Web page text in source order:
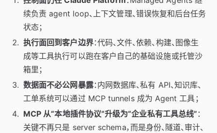
续负责 agent loop、上下文管理、错误恢复和后台任务
状态；
执行面回到客户边界：代码、文件、依赖、构建、图像生
成等工具执行可以跑在客户自己的基础设施或托管沙
箱里；
数据面不必公网暴露：内网数据库、私有 API、知识库、
工单系统可以通过 MCP tunnels 成为 Agent 工具；
MCP 从“本地插件协议”升级为“企业私有工具总线” ：
关键不再只是 server schema，而是身份、隧道、审计、